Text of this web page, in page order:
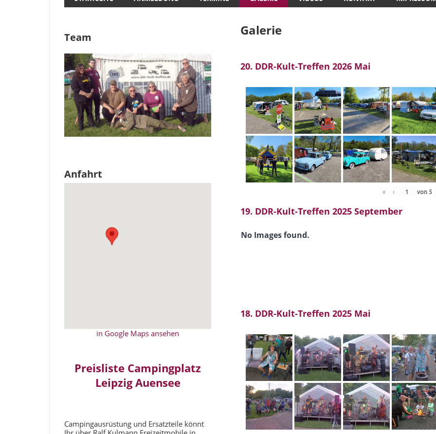
Galerie
20. DDR-Kult-Treffen 2026 Mai
« ‹ von 5
19. DDR-Kult-Treffen 2025 September
No Images found.
18. DDR-Kult-Treffen 2025 Mai
Team
Anfahrt
in Google Maps ansehen
Preisliste Campingplatz
Leipzig Auensee
Campingausrüstung und Ersatzteile könnt